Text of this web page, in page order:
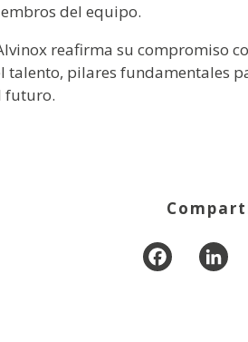
del equipo.
reafirma su compromiso
talento, pilares fundamentales
futuro.